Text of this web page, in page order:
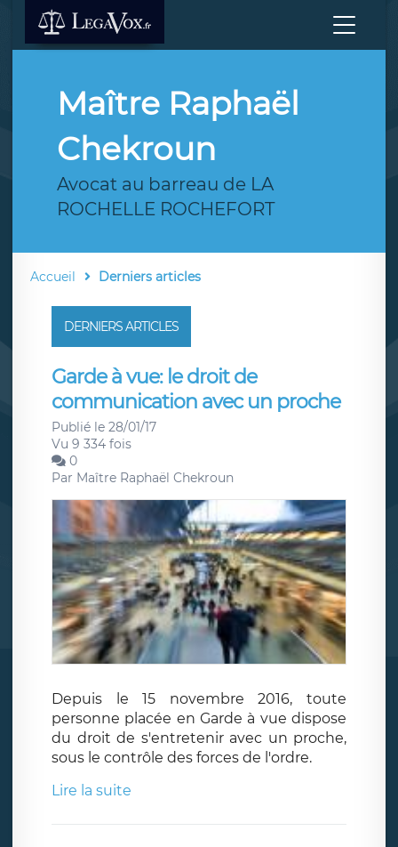
Maître Raphaël
Chekroun
Avocat au barreau de LA
ROCHELLE ROCHEFORT
Accueil Derniers articles
DERNIERS ARTICLES
Garde à vue: le droit de
communication avec un proche
Publié le 28/01/17
Vu 9 334 fois
0
Par Maître Raphaël Chekroun
Depuis le 15 novembre 2016, toute
personne placée en Garde à vue dispose
du droit de s'entretenir avec un proche,
sous le contrôle des forces de l'ordre.
Lire la suite